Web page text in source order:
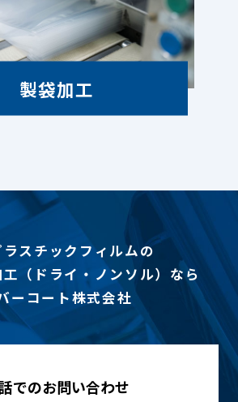
製袋加工
スチックフィルムの
（ドライ・ノンソル）なら
ーコート株式会社
でのお問い合わせ